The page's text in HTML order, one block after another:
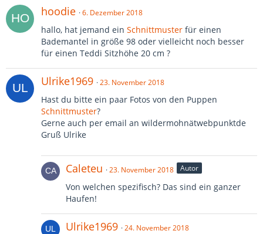
hoodie 6. Dezember 2018
hallo, hat jemand ein Schnittmuster für einen
Bademantel in größe 98 oder vielleicht noch besser
für einen Teddi Sitzhöhe 20 cm ?
Ulrike1969 23. November 2018
Hast du bitte ein paar Fotos von den Puppen
Schnittmuster?
Gerne auch per email an wildermohnätwebpunktde
Gruß Ulrike
Caleteu 23. November 2018 Autor
Von welchen spezifisch? Das sind ein ganzer
Haufen!
Ulrike1969 24. November 2018